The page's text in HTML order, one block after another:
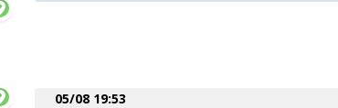
05/08 19:53